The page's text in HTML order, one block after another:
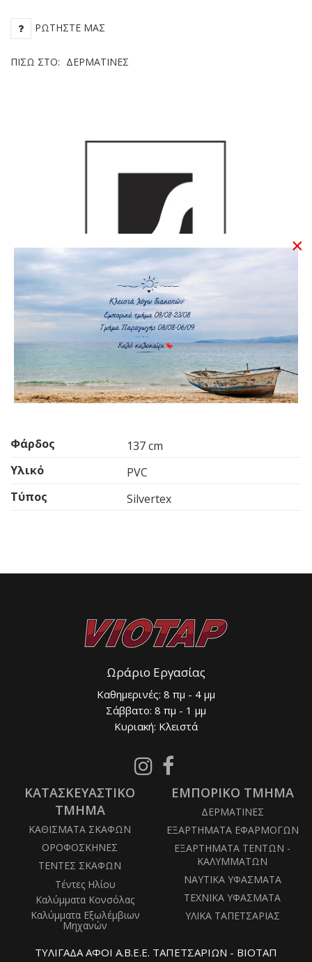
ΡΩΤΉΣΤΕ ΜΑΣ
ΠΊΣΩ ΣΤΟ: ΔΕΡΜΑΤΊΝΕΣ
Φάρδος
137 cm
Υλικό
PVC
Τύπος
Silvertex
Ωράριο Εργασίας
Καθημερινές: 8 πμ - 4 μμ
Σάββατο: 8 πμ - 1 μμ
Κυριακή: Κλειστά
Follow
on
Facebook
ΚΑΤΑΣΚΕΥΑΣΤΙΚΟ
ΤΜΗΜΑ
ΚΑΘΙΣΜΑΤΑ ΣΚΑΦΩΝ
ΟΡΟΦΟΣΚΗΝΕΣ
ΤΕΝΤΕΣ ΣΚΑΦΩΝ
Τέντες Ηλίου
Καλύμματα Κονσόλας
Καλύμματα Εξωλέμβιων
Μηχανών
ΕΜΠΟΡΙΚΟ ΤΜΗΜΑ
ΔΕΡΜΑΤΙΝΕΣ
ΕΞΑΡΤΗΜΑΤΑ ΕΦΑΡΜΟΓΩΝ
ΕΞΑΡΤΗΜΑΤΑ ΤΕΝΤΩΝ -
ΚΑΛΥΜΜΑΤΩΝ
ΝΑΥΤΙΚΑ ΥΦΑΣΜΑΤΑ
ΤΕΧΝΙΚΑ ΥΦΑΣΜΑΤΑ
ΥΛΙΚΑ ΤΑΠΕΤΣΑΡΙΑΣ
ΤΥΛΙΓΑΔΑ ΑΦΟΙ Α.Β.Ε.Ε. ΤΑΠΕΤΣΑΡΙΩΝ - ΒΙΟΤΑΠ
×